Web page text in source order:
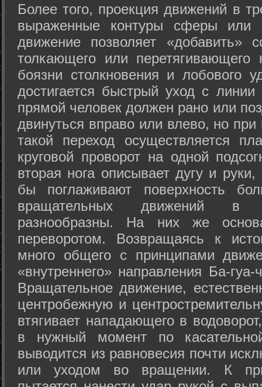
Более того, проекция движений в
выраженные контуры сферы или
движение позволяет «добавить»
толкающего или перетягивающего
боязни столкновения и лобового
достигается быстрый уход с
прямой человек должен рано или
двинуться вправо или влево, но
такой переход осуществляется
круговой проворот на одной
вторая нога описывает дугу и
бы поглаживают поверхность
вращательных движений в
разнообразны. На них же
переворотом. Возвращаясь к
много общего с принципами
«внутреннего» направления Ба-
Вращательное движение,
центробежную и
втягивает нападающего в
в нужный момент по
выводится из равновесия почти
или уходом во вращении. К